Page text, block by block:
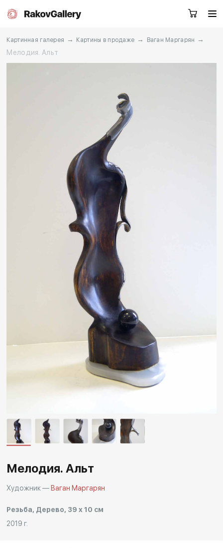
Художники
Услуги
Контакты
Картинная галерея → Картины в продаже → Ваган Маргарян
→
Мелодия. Альт
Мелодия. Альт
Художник — Ваган Маргарян
Резьба, Дерево, 39 x 10 см
2019 г.